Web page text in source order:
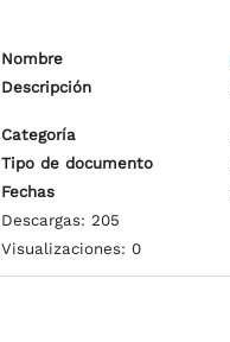
Nombre
Descripción
Categoría
Tipo de documento
Fechas
Descargas: 205
Visualizaciones: 0